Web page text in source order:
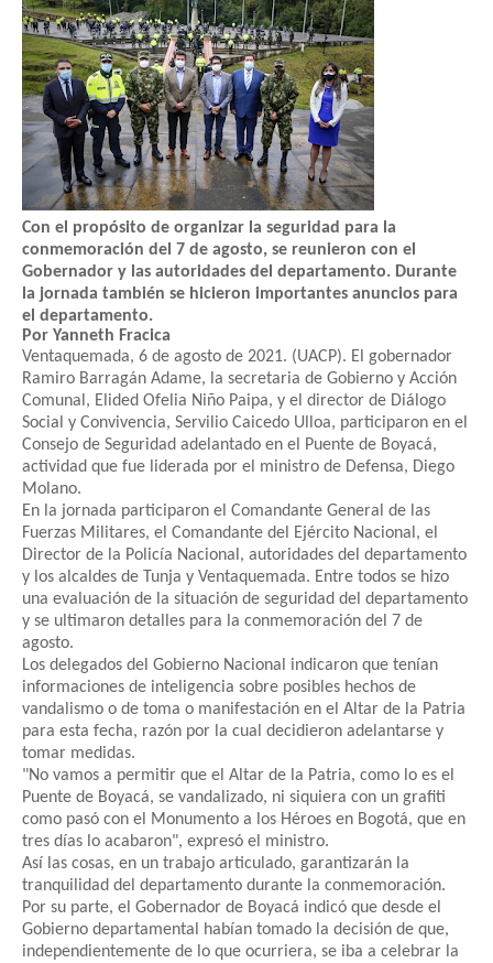
Con el propósito de organizar la seguridad para la
conmemoración del 7 de agosto, se reunieron con el
Gobernador y las autoridades del departamento. Durante
la jornada también se hicieron importantes anuncios para
el departamento.
Por Yanneth Fracica
Ventaquemada, 6 de agosto de 2021. (UACP). El gobernador
Ramiro Barragán Adame, la secretaria de Gobierno y Acción
Comunal, Elided Ofelia Niño Paipa, y el director de Diálogo
Social y Convivencia, Servilio Caicedo Ulloa, participaron en el
Consejo de Seguridad adelantado en el Puente de Boyacá,
actividad que fue liderada por el ministro de Defensa, Diego
Molano.
En la jornada participaron el Comandante General de las
Fuerzas Militares, el Comandante del Ejército Nacional, el
Director de la Policía Nacional, autoridades del departamento
y los alcaldes de Tunja y Ventaquemada. Entre todos se hizo
una evaluación de la situación de seguridad del departamento
y se ultimaron detalles para la conmemoración del 7 de
agosto.
Los delegados del Gobierno Nacional indicaron que tenían
informaciones de inteligencia sobre posibles hechos de
vandalismo o de toma o manifestación en el Altar de la Patria
para esta fecha, razón por la cual decidieron adelantarse y
tomar medidas.
"No vamos a permitir que el Altar de la Patria, como lo es el
Puente de Boyacá, se vandalizado, ni siquiera con un grafiti
como pasó con el Monumento a los Héroes en Bogotá, que en
tres días lo acabaron", expresó el ministro.
Así las cosas, en un trabajo articulado, garantizarán la
tranquilidad del departamento durante la conmemoración.
Por su parte, el Gobernador de Boyacá indicó que desde el
Gobierno departamental habían tomado la decisión de que,
independientemente de lo que ocurriera, se iba a celebrar la